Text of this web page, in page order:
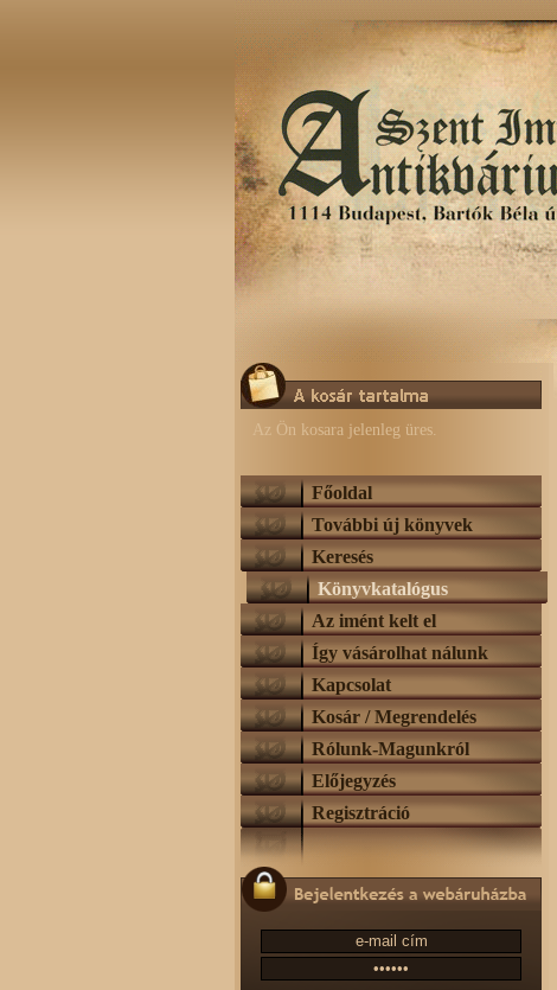
Az Ön kosara jelenleg üres.
Főoldal
További új könyvek
Keresés
Könyvkatalógus
Az imént kelt el
Így vásárolhat nálunk
Kapcsolat
Kosár / Megrendelés
Rólunk-Magunkról
Előjegyzés
Regisztráció